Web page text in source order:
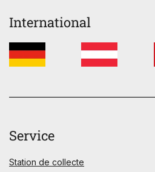
International
Service
Station de collecte